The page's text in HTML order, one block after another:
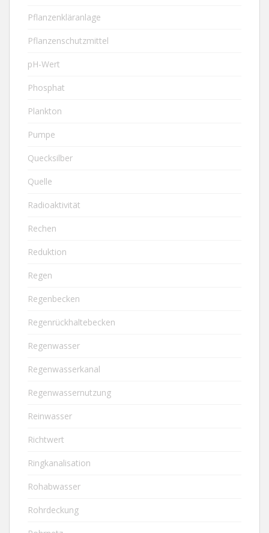
Pflanzenkläranlage
Pflanzenschutzmittel
pH-Wert
Phosphat
Plankton
Pumpe
Quecksilber
Quelle
Radioaktivität
Rechen
Reduktion
Regen
Regenbecken
Regenrückhaltebecken
Regenwasser
Regenwasserkanal
Regenwassernutzung
Reinwasser
Richtwert
Ringkanalisation
Rohabwasser
Rohrdeckung